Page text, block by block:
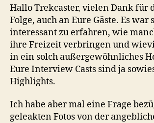
Hallo Trekcaster, vielen Dank für
Folge, auch an Eure Gäste. Es war
interessant zu erfahren, wie
ihre Freizeit verbringen und
in ein solch außergewöhnliches
Eure Interview Casts sind ja
Highlights.
Ich habe aber mal eine Frage
geleakten Fotos von der